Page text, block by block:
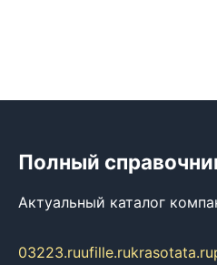
Полный
Актуальный каталог
03223.ruufille.rukrasotata.ru